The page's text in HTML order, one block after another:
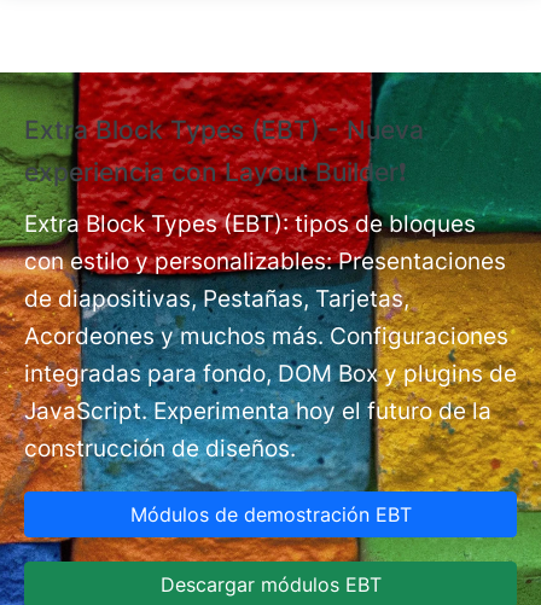
Extra Block Types (EBT) - Nueva
experiencia con Layout Builder❗
Extra Block Types (EBT): tipos de bloques
con estilo y personalizables: Presentaciones
de diapositivas, Pestañas, Tarjetas,
Acordeones y muchos más. Configuraciones
integradas para fondo, DOM Box y plugins de
JavaScript. Experimenta hoy el futuro de la
construcción de diseños.
Módulos de demostración EBT
Descargar módulos EBT